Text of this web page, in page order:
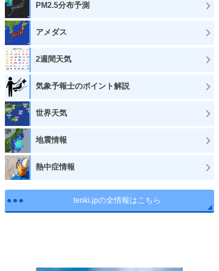
PM2.5分布予測
アメダス
2週間天気
気象予報士のポイント解説
世界天気
地震情報
熱中症情報
tenki.jpの全情報はこちら